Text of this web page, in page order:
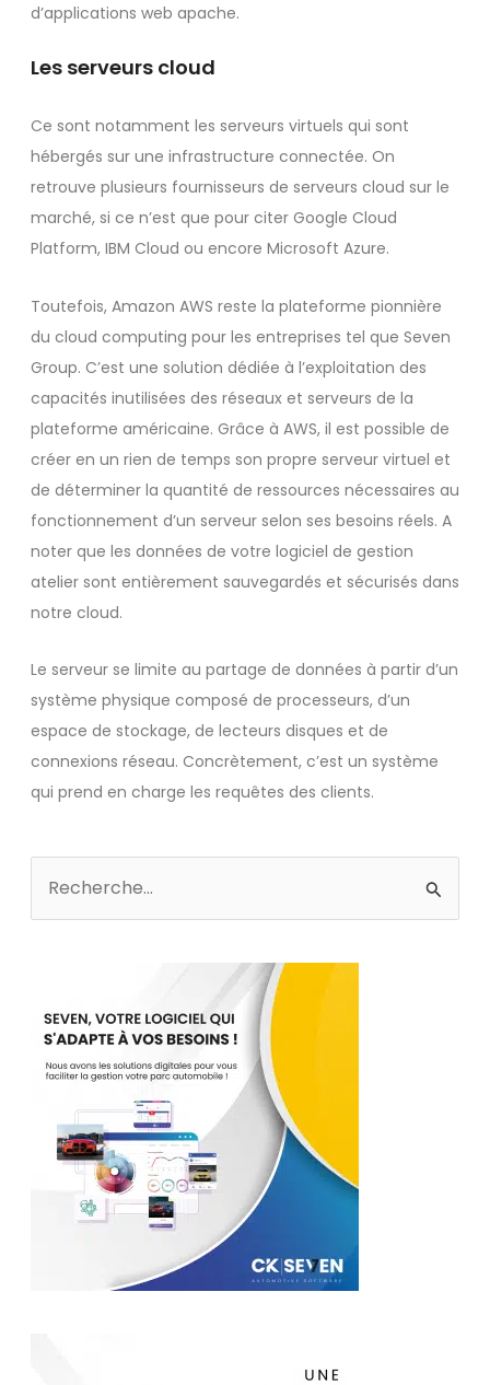
d’applications web apache.
Les serveurs cloud
Ce sont notamment les serveurs virtuels qui sont
hébergés sur une infrastructure connectée. On
retrouve plusieurs fournisseurs de serveurs cloud sur le
marché, si ce n’est que pour citer Google Cloud
Platform, IBM Cloud ou encore Microsoft Azure.
Toutefois, Amazon AWS reste la plateforme pionnière
du cloud computing pour les entreprises tel que Seven
Group. C’est une solution dédiée à l’exploitation des
capacités inutilisées des réseaux et serveurs de la
plateforme américaine. Grâce à AWS, il est possible de
créer en un rien de temps son propre serveur virtuel et
de déterminer la quantité de ressources nécessaires au
fonctionnement d’un serveur selon ses besoins réels. A
noter que les données de votre logiciel de gestion
atelier sont entièrement sauvegardés et sécurisés dans
notre cloud.
Le serveur se limite au partage de données à partir d’un
système physique composé de processeurs, d’un
espace de stockage, de lecteurs disques et de
connexions réseau. Concrètement, c’est un système
qui prend en charge les requêtes des clients.
Rechercher :